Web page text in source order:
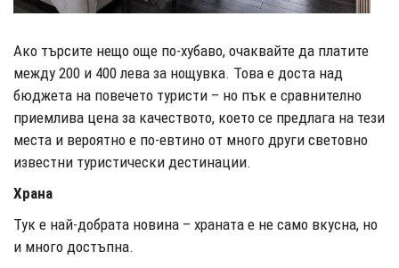
Ако търсите нещо още по-хубаво, очаквайте да платите
между 200 и 400 лева за нощувка. Това е доста над
бюджета на повечето туристи – но пък е сравнително
приемлива цена за качеството, което се предлага на тези
места и вероятно е по-евтино от много други световно
известни туристически дестинации.
Храна
Тук е най-добрата новина – храната е не само вкусна, но
и много достъпна.